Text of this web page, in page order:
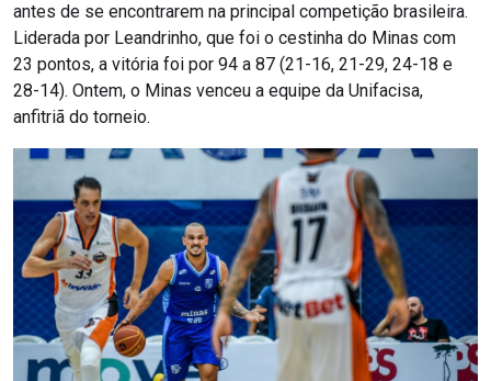
antes de se encontrarem na principal competição brasileira.
Liderada por Leandrinho, que foi o cestinha do Minas com
23 pontos, a vitória foi por 94 a 87 (21-16, 21-29, 24-18 e
28-14). Ontem, o Minas venceu a equipe da Unifacisa,
anfitriã do torneio.